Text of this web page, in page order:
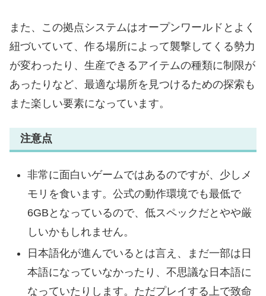
また、この拠点システムはオープンワールドとよく
紐づいていて、作る場所によって襲撃してくる勢力
が変わったり、生産できるアイテムの種類に制限が
あったりなど、最適な場所を見つけるための探索も
また楽しい要素になっています。
注意点
非常に面白いゲームではあるのですが、少しメ
モリを食います。公式の動作環境でも最低で
6GBとなっているので、低スペックだとやや厳
しいかもしれません。
日本語化が進んでいるとは言え、まだ一部は日
本語になっていなかったり、不思議な日本語に
なっていたりします。ただプレイする上で致命